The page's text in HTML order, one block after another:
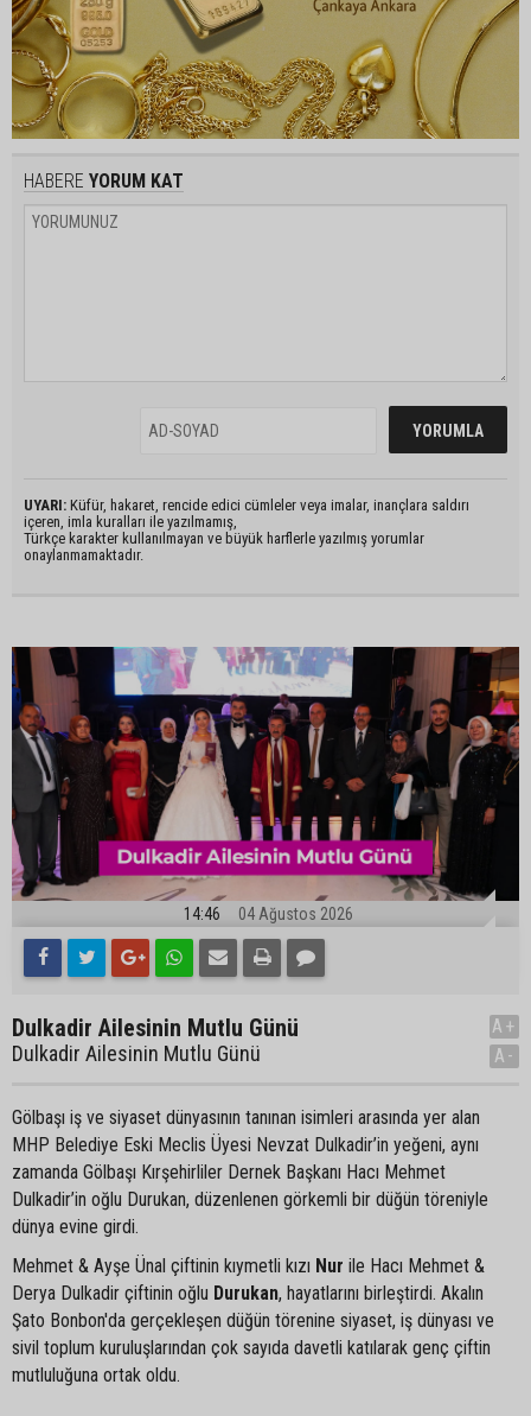
HABERE YORUM KAT
UYARI: Küfür, hakaret, rencide edici cümleler veya imalar, inançlara saldırı
içeren, imla kuralları ile yazılmamış,
Türkçe karakter kullanılmayan ve büyük harflerle yazılmış yorumlar
onaylanmamaktadır.
14:46 04 Ağustos 2026
Dulkadir Ailesinin Mutlu Günü
Dulkadir Ailesinin Mutlu Günü
A+
A-
Gölbaşı iş ve siyaset dünyasının tanınan isimleri arasında yer alan
MHP Belediye Eski Meclis Üyesi Nevzat Dulkadir’in yeğeni, aynı
zamanda Gölbaşı Kırşehirliler Dernek Başkanı Hacı Mehmet
Dulkadir’in oğlu Durukan, düzenlenen görkemli bir düğün töreniyle
dünya evine girdi.
Mehmet & Ayşe Ünal çiftinin kıymetli kızı Nur ile Hacı Mehmet &
Derya Dulkadir çiftinin oğlu Durukan, hayatlarını birleştirdi. Akalın
Şato Bonbon'da gerçekleşen düğün törenine siyaset, iş dünyası ve
sivil toplum kuruluşlarından çok sayıda davetli katılarak genç çiftin
mutluluğuna ortak oldu.